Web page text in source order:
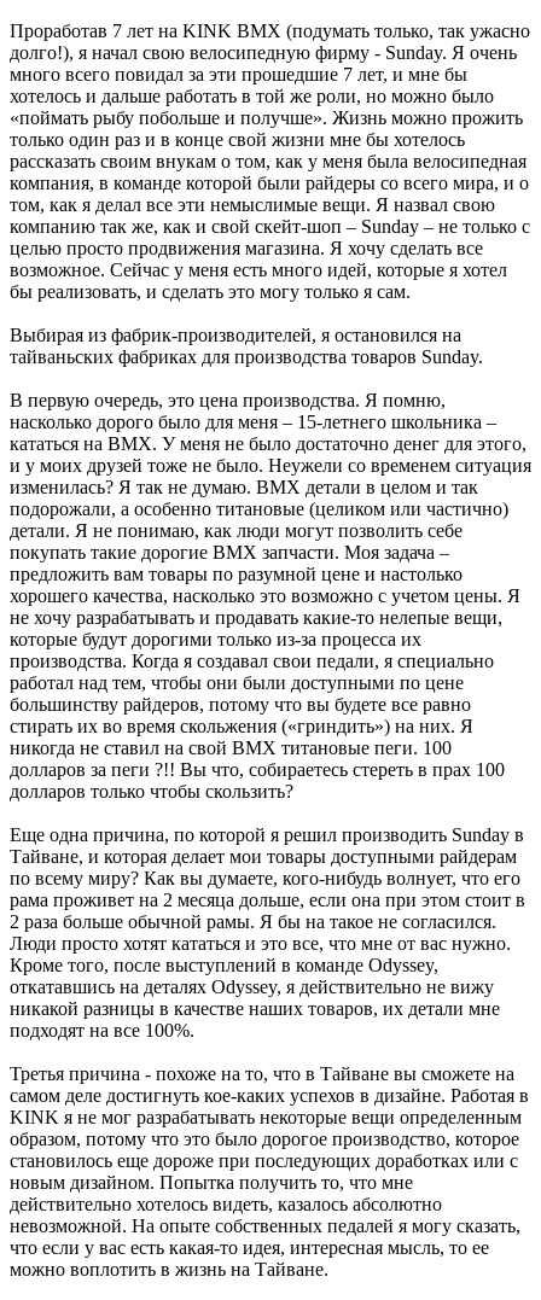
Проработав 7 лет на KINK BMX (подумать только, так ужасно
долго!), я начал свою велосипедную фирму - Sunday. Я очень
много всего повидал за эти прошедшие 7 лет, и мне бы
хотелось и дальше работать в той же роли, но можно было
«поймать рыбу побольше и получше». Жизнь можно прожить
только один раз и в конце свой жизни мне бы хотелось
рассказать своим внукам о том, как у меня была велосипедная
компания, в команде которой были райдеры со всего мира, и о
том, как я делал все эти немыслимые вещи. Я назвал свою
компанию так же, как и свой скейт-шоп – Sunday – не только с
целью просто продвижения магазина. Я хочу сделать все
возможное. Сейчас у меня есть много идей, которые я хотел
бы реализовать, и сделать это могу только я сам.
Выбирая из фабрик-производителей, я остановился на
тайваньских фабриках для производства товаров Sunday.
В первую очередь, это цена производства. Я помню,
насколько дорого было для меня – 15-летнего школьника –
кататься на ВМХ. У меня не было достаточно денег для этого,
и у моих друзей тоже не было. Неужели со временем ситуация
изменилась? Я так не думаю. ВМХ детали в целом и так
подорожали, а особенно титановые (целиком или частично)
детали. Я не понимаю, как люди могут позволить себе
покупать такие дорогие ВМХ запчасти. Моя задача –
предложить вам товары по разумной цене и настолько
хорошего качества, насколько это возможно с учетом цены. Я
не хочу разрабатывать и продавать какие-то нелепые вещи,
которые будут дорогими только из-за процесса их
производства. Когда я создавал свои педали, я специально
работал над тем, чтобы они были доступными по цене
большинству райдеров, потому что вы будете все равно
стирать их во время скольжения («гриндить») на них. Я
никогда не ставил на свой ВМХ титановые пеги. 100
долларов за пеги ?!! Вы что, собираетесь стереть в прах 100
долларов только чтобы скользить?
Еще одна причина, по которой я решил производить Sunday в
Тайване, и которая делает мои товары доступными райдерам
по всему миру? Как вы думаете, кого-нибудь волнует, что его
рама проживет на 2 месяца дольше, если она при этом стоит в
2 раза больше обычной рамы. Я бы на такое не согласился.
Люди просто хотят кататься и это все, что мне от вас нужно.
Кроме того, после выступлений в команде Odyssey,
откатавшись на деталях Odyssey, я действительно не вижу
никакой разницы в качестве наших товаров, их детали мне
подходят на все 100%.
Третья причина - похоже на то, что в Тайване вы сможете на
самом деле достигнуть кое-каких успехов в дизайне. Работая в
KINK я не мог разрабатывать некоторые вещи определенным
образом, потому что это было дорогое производство, которое
становилось еще дороже при последующих доработках или с
новым дизайном. Попытка получить то, что мне
действительно хотелось видеть, казалось абсолютно
невозможной. На опыте собственных педалей я могу сказать,
что если у вас есть какая-то идея, интересная мысль, то ее
можно воплотить в жизнь на Тайване.